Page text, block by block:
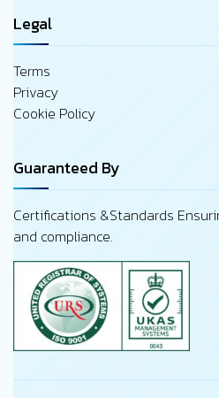
Legal
Terms
Privacy
Cookie Policy
Guaranteed By
Certifications &Standards
and compliance.